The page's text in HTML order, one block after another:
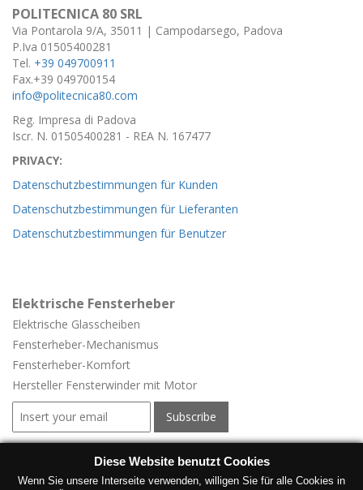
POLITECNICA 80 SRL
Via Pontarola 9/A, 35011 | Campodarsego, Padova
P.Iva 01505400281
Tel. +39 049700911
Fax.+39 049700154
info@politecnica80.com
Reg. Impresa di Padova
Iscr. N. 01505400281 - REA N. 167477
PRIVACY:
Datenschutzbestimmungen für Kunden
Datenschutzbestimmungen für Lieferanten
Datenschutzbestimmungen für Benutzer
Elektrische Fensterheber
Elektrische Glasscheiben
Fensterheber-Mechanismus
Fensterheber-Komfort
Hersteller Fensterwinder mit Motor
Elektrische Fensterheber für Fahrzeuge
Elektrische Fensterheber für Fahrzeuge
Diese Website benutzt Cookies
Wenn Sie unsere Interseite verwenden, willigen Sie für alle Cookies in